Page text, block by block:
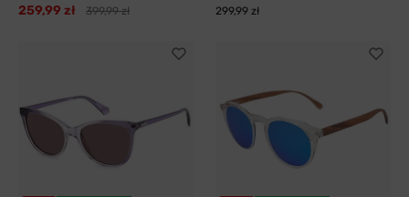
259,99 zł 399,99 zł 299,99 zł